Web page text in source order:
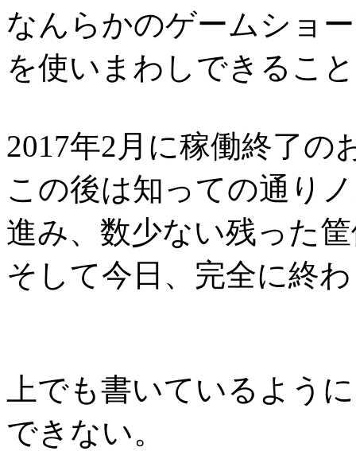
なんらかのゲームショ
を使いまわしできるこ
2017年2月に稼働終了の
この後は知っての通り
進み、数少ない残った
そして今日、完全に終
上でも書いているよう
できない。